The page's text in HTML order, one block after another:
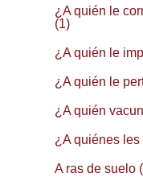
¿A quién le
(1)
¿A quién le
¿A quién le
¿A quién
¿A quiénes
A ras de suelo